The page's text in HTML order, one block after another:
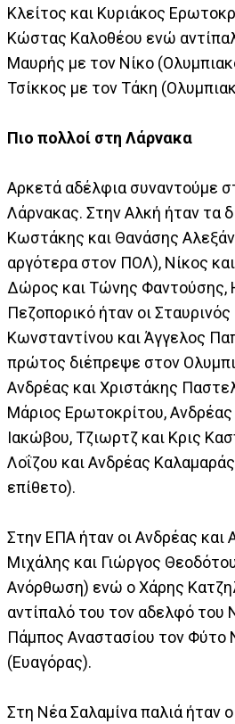
Κλείτος και Κυριάκος
Κώστας Καλοθέου ενώ
Μαυρής με τον Νίκο
Τσίκκος με τον Τάκη
Πιο πολλοί στη Λάρνακα
Αρκετά αδέλφια συναντούμε
Λάρνακας. Στην Αλκή ήταν τα
Κωστάκης και Θανάσης
αργότερα στον ΠΟΛ), Νίκος
Δώρος και Τώνης Φαντούσης,
Πεζοπορικό ήταν οι
Κωνσταντίνου και Άγγελος
πρώτος διέπρεψε στον
Ανδρέας και Χριστάκης
Μάριος Ερωτοκρίτου, Ανδρέας
Ιακώβου, Τζιωρτζ και Κρις
Λοΐζου και Ανδρέας
επίθετο).
Στην ΕΠΑ ήταν οι Ανδρέας και
Μιχάλης και Γιώργος
Ανόρθωση) ενώ ο Χάρης
αντίπαλό του τον αδελφό του
Πάμπος Αναστασίου τον Φύτο
(Ευαγόρας).
Στη Νέα Σαλαμίνα παλιά ήταν